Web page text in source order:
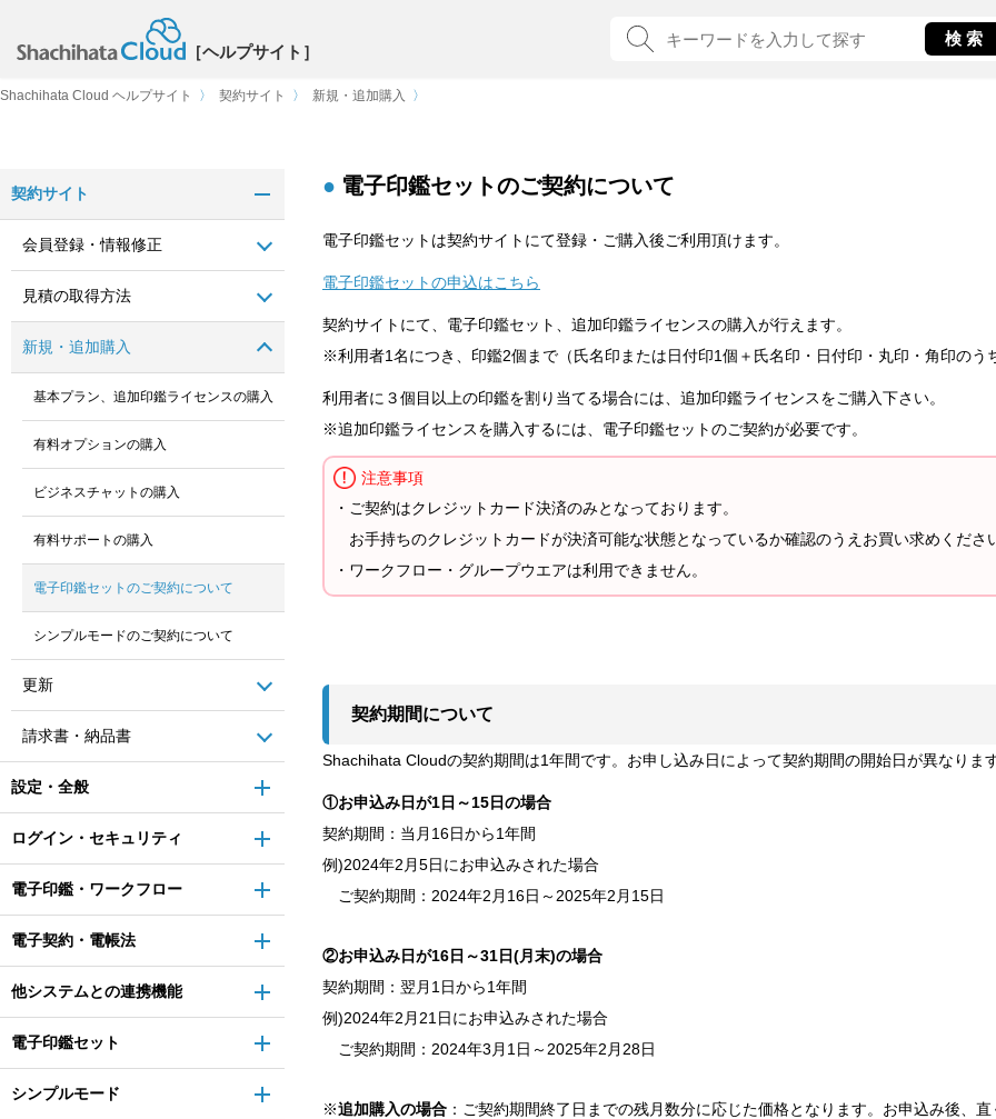
［ヘルプサイト］
Shachihata Cloud ヘルプサイト 〉 契約サイト 〉 新規・追加購入 〉
契約サイト
会員登録・情報修正
見積の取得方法
新規・追加購入
基本プラン、追加印鑑ライセンスの購入
有料オプションの購入
ビジネスチャットの購入
有料サポートの購入
電子印鑑セットのご契約について
シンプルモードのご契約について
更新
請求書・納品書
設定・全般
ログイン・セキュリティ
電子印鑑・ワークフロー
電子契約・電帳法
他システムとの連携機能
電子印鑑セット
シンプルモード
電子印鑑セットのご契約について
電子印鑑セットは契約サイトにて登録・ご購入後ご利用頂けます。
電子印鑑セットの申込はこちら
契約サイトにて、電子印鑑セット、追加印鑑ライセンスの購入が行えます。
※利用者1名につき、印鑑2個まで（氏名印または日付印1個＋氏名印・日付印・丸印・角印のう
利用者に３個目以上の印鑑を割り当てる場合には、追加印鑑ライセンスをご購入下さい。
※追加印鑑ライセンスを購入するには、電子印鑑セットのご契約が必要です。
注意事項
・ご契約はクレジットカード決済のみとなっております。
お手持ちのクレジットカードが決済可能な状態となっているか確認のうえお買い求めくださ
・ワークフロー・グループウエアは利用できません。
契約期間について
Shachihata Cloudの契約期間は1年間です。お申し込み日によって契約期間の開始日が異なりま
①お申込み日が1日～15日の場合
契約期間：当月16日から1年間
例)2024年2月5日にお申込みされた場合
ご契約期間：2024年2月16日～2025年2月15日
②お申込み日が16日～31日(月末)の場合
契約期間：翌月1日から1年間
例)2024年2月21日にお申込みされた場合
ご契約期間：2024年3月1日～2025年2月28日
※追加購入の場合 ：ご契約期間終了日までの残月数分に応じた価格となります。お申込み後、直